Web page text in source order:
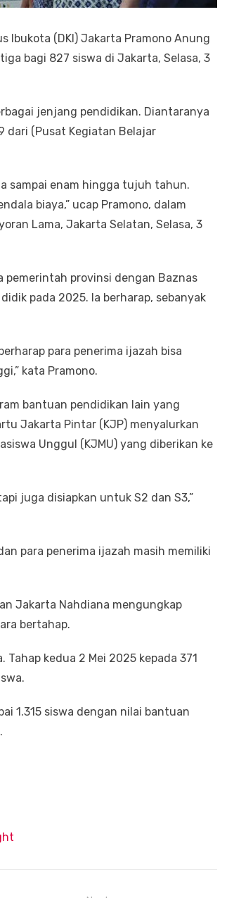
Ibukota (DKI) Jakarta Pramono Anung
bagi 827 siswa di Jakarta, Selasa, 3
jenjang pendidikan. Diantaranya
dari (Pusat Kegiatan Belajar
sampai enam hingga tujuh tahun.
biaya,” ucap Pramono, dalam
Lama, Jakarta Selatan, Selasa, 3
pemerintah provinsi dengan Baznas
pada 2025. Ia berharap, sebanyak
para penerima ijazah bisa
kata Pramono.
bantuan pendidikan lain yang
Jakarta Pintar (KJP) menyalurkan
Unggul (KJMU) yang diberikan ke
juga disiapkan untuk S2 dan S3,”
para penerima ijazah masih memiliki
Jakarta Nahdiana mengungkap
bertahap.
Tahap kedua 2 Mei 2025 kepada 371
1.315 siswa dengan nilai bantuan